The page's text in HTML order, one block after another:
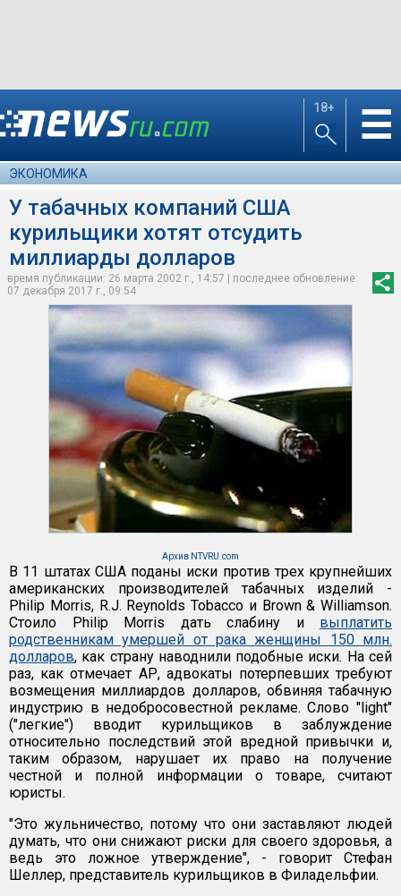
18+ ☰
ЭКОНОМИКА
У табачных компаний США
курильщики хотят отсудить
миллиарды долларов
время публикации: 26 марта 2002 г., 14:57 | последнее обновление:
07 декабря 2017 г., 09:54
Архив NTVRU.com
В 11 штатах США поданы иски против трех крупнейших
американских производителей табачных изделий -
Philip Morris, R.J. Reynolds Tobacco и Brown & Williamson.
Стоило Philip Morris дать слабину и выплатить
родственникам умершей от рака женщины 150 млн.
долларов, как страну наводнили подобные иски. На сей
раз, как отмечает АР, адвокаты потерпевших требуют
возмещения миллиардов долларов, обвиняя табачную
индустрию в недобросовестной рекламе. Слово "light"
("легкие") вводит курильщиков в заблуждение
относительно последствий этой вредной привычки и,
таким образом, нарушает их право на получение
честной и полной информации о товаре, считают
юристы.
"Это жульничество, потому что они заставляют людей
думать, что они снижают риски для своего здоровья, а
ведь это ложное утверждение", - говорит Стефан
Шеллер, представитель курильщиков в Филадельфии.